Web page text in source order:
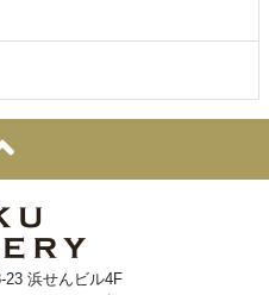
23 浜せんビル4F